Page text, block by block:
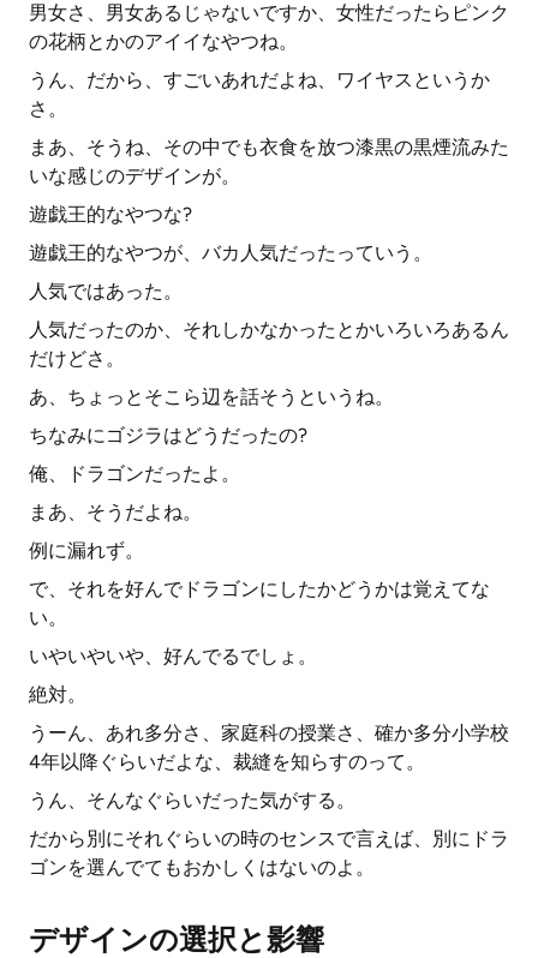
男女さ、男女あるじゃないですか、女性だったらピンク
の花柄とかのアイイなやつね。
うん、だから、すごいあれだよね、ワイヤスというか
さ。
まあ、そうね、その中でも衣食を放つ漆黒の黒煙流みた
いな感じのデザインが。
遊戯王的なやつな?
遊戯王的なやつが、バカ人気だったっていう。
人気ではあった。
人気だったのか、それしかなかったとかいろいろあるん
だけどさ。
あ、ちょっとそこら辺を話そうというね。
ちなみにゴジラはどうだったの?
俺、ドラゴンだったよ。
まあ、そうだよね。
例に漏れず。
で、それを好んでドラゴンにしたかどうかは覚えてな
い。
いやいやいや、好んでるでしょ。
絶対。
うーん、あれ多分さ、家庭科の授業さ、確か多分小学校
4年以降ぐらいだよな、裁縫を知らすのって。
うん、そんなぐらいだった気がする。
だから別にそれぐらいの時のセンスで言えば、別にドラ
ゴンを選んでてもおかしくはないのよ。
デザインの選択と影響